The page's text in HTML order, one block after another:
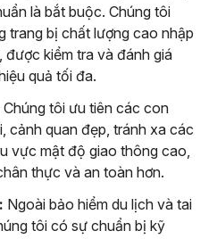
là bắt buộc. Chúng tôi
trang bị chất lượng cao nhập
kiểm tra và đánh giá
quả tối đa.
Chúng tôi ưu tiên các con
cảnh quan đẹp, tránh xa các
vực mật độ giao thông cao,
thực và an toàn hơn.
Ngoài bảo hiểm du lịch và tai
tôi có sự chuẩn bị kỹ